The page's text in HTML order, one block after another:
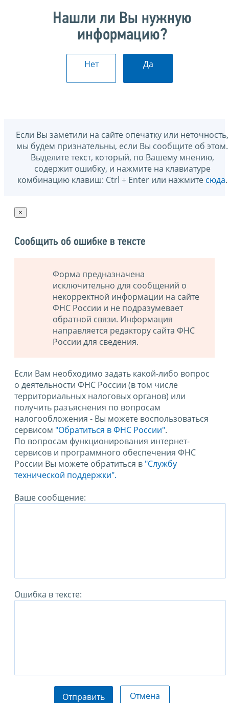
Нашли ли Вы нужную
информацию?
Нет Да
Если Вы заметили на сайте опечатку или неточность,
мы будем признательны, если Вы сообщите об этом.
Выделите текст, который, по Вашему мнению,
содержит ошибку, и нажмите на клавиатуре
комбинацию клавиш: Ctrl + Enter или нажмите сюда.
×
Сообщить об ошибке в тексте
Форма предназначена
исключительно для сообщений о
некорректной информации на сайте
ФНС России и не подразумевает
обратной связи. Информация
направляется редактору сайта ФНС
России для сведения.
Если Вам необходимо задать какой-либо вопрос
о деятельности ФНС России (в том числе
территориальных налоговых органов) или
получить разъяснения по вопросам
налогообложения - Вы можете воспользоваться
сервисом "Обратиться в ФНС России".
По вопросам функционирования интернет-
сервисов и программного обеспечения ФНС
России Вы можете обратиться в "Службу
технической поддержки".
Ваше сообщение:
Ошибка в тексте:
Отправить Отмена